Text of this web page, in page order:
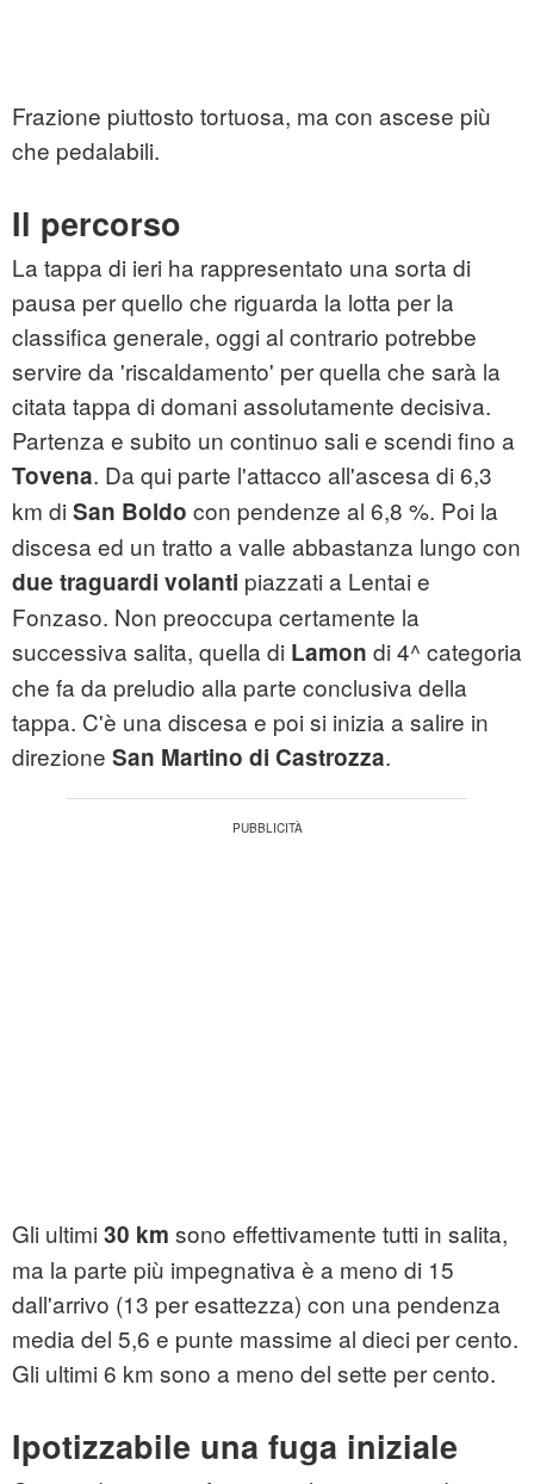
Frazione piuttosto tortuosa, ma con ascese più
che pedalabili.
Il percorso
La tappa di ieri ha rappresentato una sorta di
pausa per quello che riguarda la lotta per la
classifica generale, oggi al contrario potrebbe
servire da 'riscaldamento' per quella che sarà la
citata tappa di domani assolutamente decisiva.
Partenza e subito un continuo sali e scendi fino a
Tovena. Da qui parte l'attacco all'ascesa di 6,3
km di San Boldo con pendenze al 6,8 %. Poi la
discesa ed un tratto a valle abbastanza lungo con
due traguardi volanti piazzati a Lentai e
Fonzaso. Non preoccupa certamente la
successiva salita, quella di Lamon di 4^ categoria
che fa da preludio alla parte conclusiva della
tappa. C'è una discesa e poi si inizia a salire in
direzione San Martino di Castrozza.
Gli ultimi 30 km sono effettivamente tutti in salita,
ma la parte più impegnativa è a meno di 15
dall'arrivo (13 per esattezza) con una pendenza
media del 5,6 e punte massime al dieci per cento.
Gli ultimi 6 km sono a meno del sette per cento.
Ipotizzabile una fuga iniziale